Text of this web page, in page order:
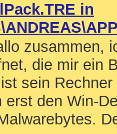
in
zusammen,
die mir ein
sein
erst den Win-